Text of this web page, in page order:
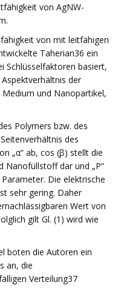
von AgNW-
von mit leitfähigen
Taherian36 ein
Schlüsselfaktoren basiert,
der
und Nanopartikel,
Polymers bzw. des
des
„α“ ab, cos (β) stellt die
Nanofüllstoff dar und „P“
Die elektrische
sehr gering. Daher
Wert von
gilt Gl. (1) wird wie
boten die Autoren ein
an, die
Verteilung37